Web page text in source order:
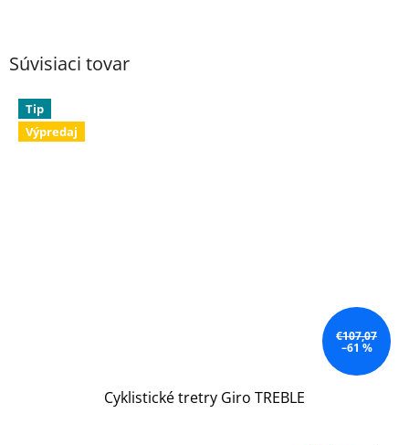
Súvisiaci tovar
Tip
Výpredaj
€107,07
–61 %
Cyklistické tretry Giro TREBLE